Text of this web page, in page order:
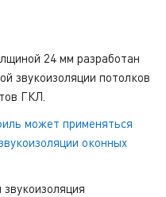
24 мм разработан
звукоизоляции потолков
ГКЛ.
может применяться
оконных